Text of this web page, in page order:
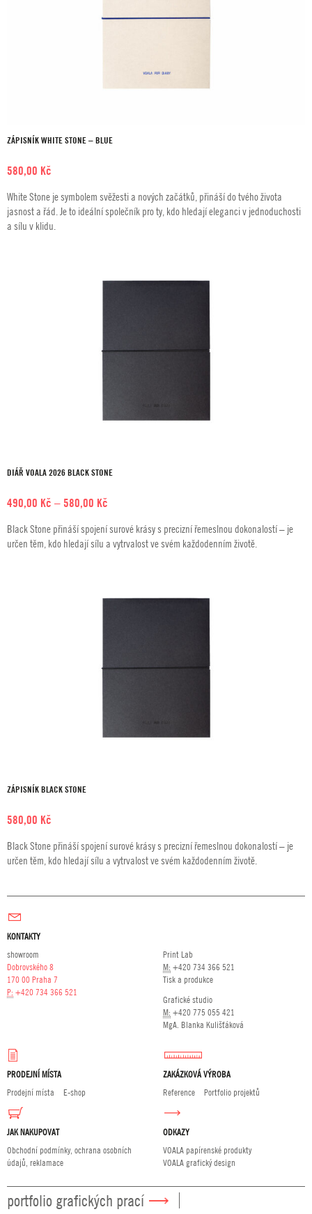
ZÁPISNÍK WHITE STONE – BLUE
580,00 Kč
White Stone je symbolem svěžesti a nových začátků, přináší do tvého života
jasnost a řád. Je to ideální společník pro ty, kdo hledají eleganci v jednoduchosti
a sílu v klidu.
DIÁŘ VOALA 2026 BLACK STONE
490,00 Kč –580,00 Kč
490,00 Kč
až
Black Stone přináší spojení surové krásy s precizní řemeslnou dokonalostí – je
určen těm, kdo hledají sílu a vytrvalost ve svém každodenním životě.
ZÁPISNÍK BLACK STONE
580,00 Kč
Black Stone přináší spojení surové krásy s precizní řemeslnou dokonalostí – je
určen těm, kdo hledají sílu a vytrvalost ve svém každodenním životě.
KONTAKTY
showroom
Dobrovského 8
170 00 Praha 7
P: +420 734 366 521
Print Lab
M: +420 734 366 521
Tisk a produkce
Grafické studio
M: +420 775 055 421
MgA. Blanka Kulišťáková
PRODEJNÍ MÍSTA
Prodejní místa
E-shop
ZAKÁZKOVÁ VÝROBA
Reference
Portfolio projektů
JAK NAKUPOVAT
Obchodní podmínky, ochrana osobních
údajů, reklamace
ODKAZY
VOALA papírenské produkty
VOALA grafický design
portfolio grafických prací